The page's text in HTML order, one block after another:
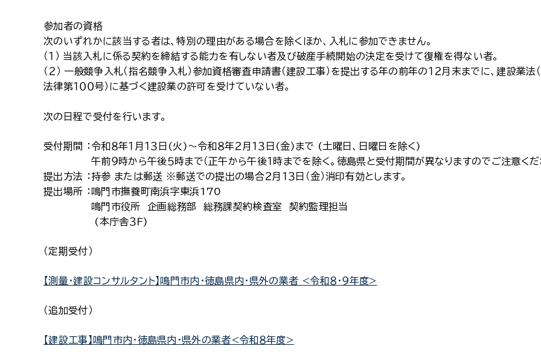
参加者の資格
次のいずれかに該当する者は、特別の理由がある場合を除くほか、入札に参加できません。
（１） 当該入札に係る契約を締結する能力を有しない者及び破産手続開始の決定を受けて復権を得ない者。
（２） 一般競争入札（指名競争入札）参加資格審査申請書（建設工事）を提出する年の前年の１２月末までに、建設業法
法律第１００号）に基づく建設業の許可を受けていない者。
次の日程で受付を行います。
受付期間 ： 令和８年１月１３日(火)～令和８年２月１３日(金)まで (土曜日、日曜日を除く)
午前９時から午後５時まで（正午から午後１時までを除く。徳島県と受付期間が異なりますのでご注意くだ
提出方法 ：持参 または郵送 ※郵送での提出の場合２月１３日（金）消印有効とします。
提出場所 ： 鳴門市撫養町南浜字東浜170
鳴門市役所 企画総務部 総務課契約検査室 契約監理担当
(本庁舎３F)
（定期受付）
【測量・建設コンサルタント】鳴門市内・徳島県内・県外の業者 <令和８・９年度>
（追加受付）
【建設工事】鳴門市内・徳島県内・県外の業者<令和８年度>